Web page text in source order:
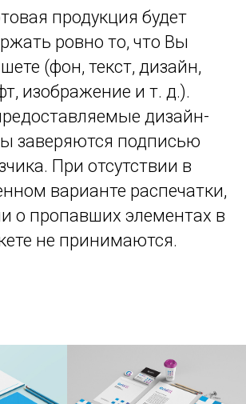
продукция будет
ровно то, что Вы
(фон, текст, дизайн,
изображение и т. д.).
дизайн-
заверяются подписью
При отсутствии в
варианте распечатки,
о пропавших элементах в
не принимаются.